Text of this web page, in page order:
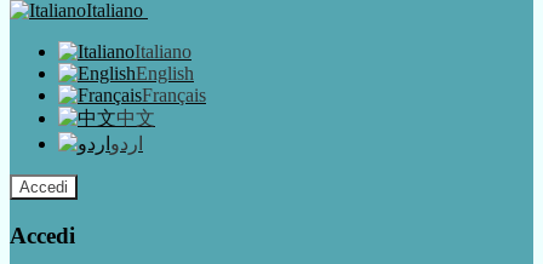
Italiano
Italiano
English
Français
中文
اردو
Accedi
Accedi